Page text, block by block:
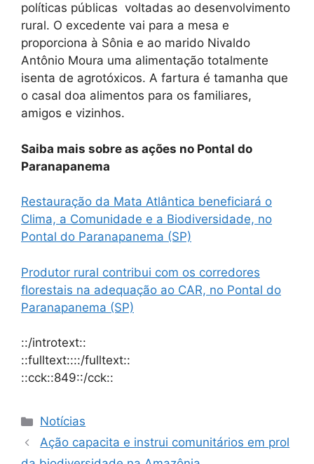
políticas públicas voltadas ao desenvolvimento
rural. O excedente vai para a mesa e
proporciona à Sônia e ao marido Nivaldo
Antônio Moura uma alimentação totalmente
isenta de agrotóxicos. A fartura é tamanha que
o casal doa alimentos para os familiares,
amigos e vizinhos.
Saiba mais sobre as ações no Pontal do
Paranapanema
Restauração da Mata Atlântica beneficiará o
Clima, a Comunidade e a Biodiversidade, no
Pontal do Paranapanema (SP)
Produtor rural contribui com os corredores
florestais na adequação ao CAR, no Pontal do
Paranapanema (SP)
::/introtext::
::fulltext::::/fulltext::
::cck::849::/cck::
Notícias
Ação capacita e instrui comunitários em prol